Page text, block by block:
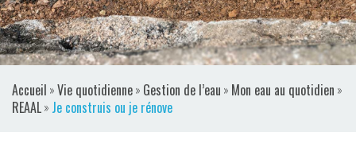
TERRITOIRE
VIE QUOTIDIENNE
SORTIR / BOUGER
Accueil »Vie quotidienne» Gestion de l’eau » Mon eau au quotidien »
REAAL» Je construis ou je rénove